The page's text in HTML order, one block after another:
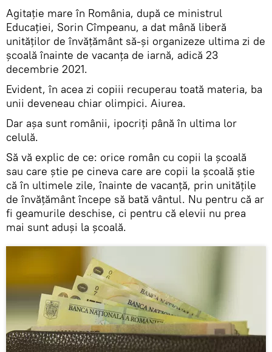
Agitație mare în România, după ce ministrul
Educației, Sorin Cîmpeanu, a dat mână liberă
unităților de învățământ să-și organizeze ultima zi de
școală înainte de vacanța de iarnă, adică 23
decembrie 2021.
Evident, în acea zi copiii recuperau toată materia, ba
unii deveneau chiar olimpici. Aiurea.
Dar așa sunt românii, ipocriți până în ultima lor
celulă.
Să vă explic de ce: orice român cu copii la școală
sau care știe pe cineva care are copii la școală știe
că în ultimele zile, înainte de vacanță, prin unitățile
de învățământ începe să bată vântul. Nu pentru că ar
fi geamurile deschise, ci pentru că elevii nu prea
mai sunt aduși la școală.